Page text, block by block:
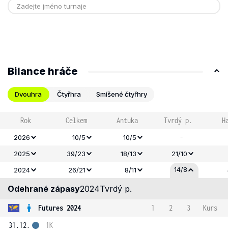
Bilance hráče
Dvouhra Čtyřhra Smíšené čtyřhry
Rok Celkem Antuka Tvrdý p.
2026 10/5 10/5 -
2025 39/23 18/13
21/10
2024
26/21 8/11 14/8
Odehrané zápasy2024Tvrdý p.
Futures 2024 1 2 3
Kurs
31.12.
1K